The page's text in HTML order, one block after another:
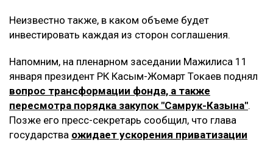
Неизвестно также, в каком объеме будет
инвестировать каждая из сторон соглашения.
Напомним, на пленарном заседании Мажилиса 11
января президент РК Касым-Жомарт Токаев поднял
вопрос трансформации фонда, а также
пересмотра порядка закупок "Самрук-Казына".
Позже его пресс-секретарь сообщил, что глава
государства ожидает ускорения приватизации